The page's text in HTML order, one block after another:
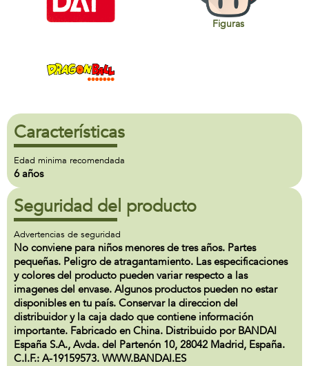
Figuras
Características
Edad minima recomendada
6 años
Seguridad del producto
Advertencias de seguridad
No conviene para niños menores de tres años. Partes
pequeñas. Peligro de atragantamiento. Las especificaciones
y colores del producto pueden variar respecto a las
imagenes del envase. Algunos productos pueden no estar
disponibles en tu país. Conservar la direccion del
distribuidor y la caja dado que contiene información
importante. Fabricado en China. Distribuido por BANDAI
España S.A., Avda. del Partenón 10, 28042 Madrid, España.
C.I.F.: A-19159573. WWW.BANDAI.ES